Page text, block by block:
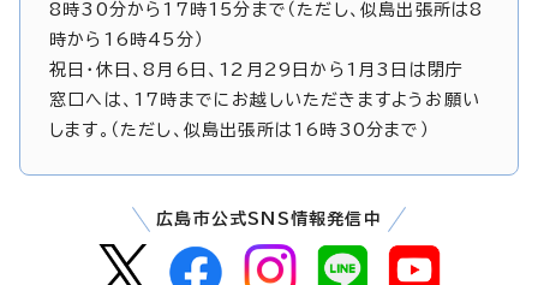
8時30分から17時15分まで（ただし、似島出張所は8
時から16時45分）
祝日・休日、8月6日、12月29日から1月3日は閉庁
窓口へは、17時までにお越しいただきますようお願い
します。（ただし、似島出張所は16時30分まで）
広島市公式SNS情報発信中